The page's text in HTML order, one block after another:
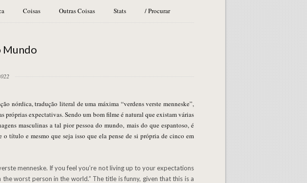
Coisas Outras Coisas Stats / Procurar
Mundo
próprias expectativas. Sendo um bom filme é natural que existam várias
masculinas a tal pior pessoa do mundo, mais do que espantoso, é
título e mesmo que seja isso que ela pense de si própria de cinco em
worst person in the world.” The title is funny, given that this is a